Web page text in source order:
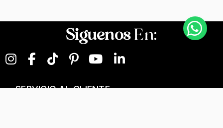
SiguenosEn:
SERVICIO AL CLIENTE